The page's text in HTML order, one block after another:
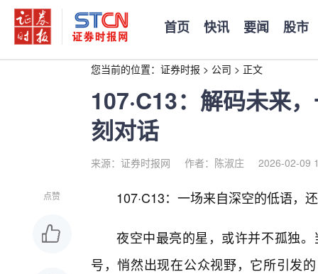
首页 快讯 要闻 股市
您当前的位置： 证券时报 > 公司 > 正文
107·C13：解码未来
刻对话
来源：证券时报网 作者：陈淑庄 2026-02-09
点赞 107·C13：一场来自深空的低语，
夜空中最亮的星，或许并不孤独。
号，悄然出现在公众视野，它所引发